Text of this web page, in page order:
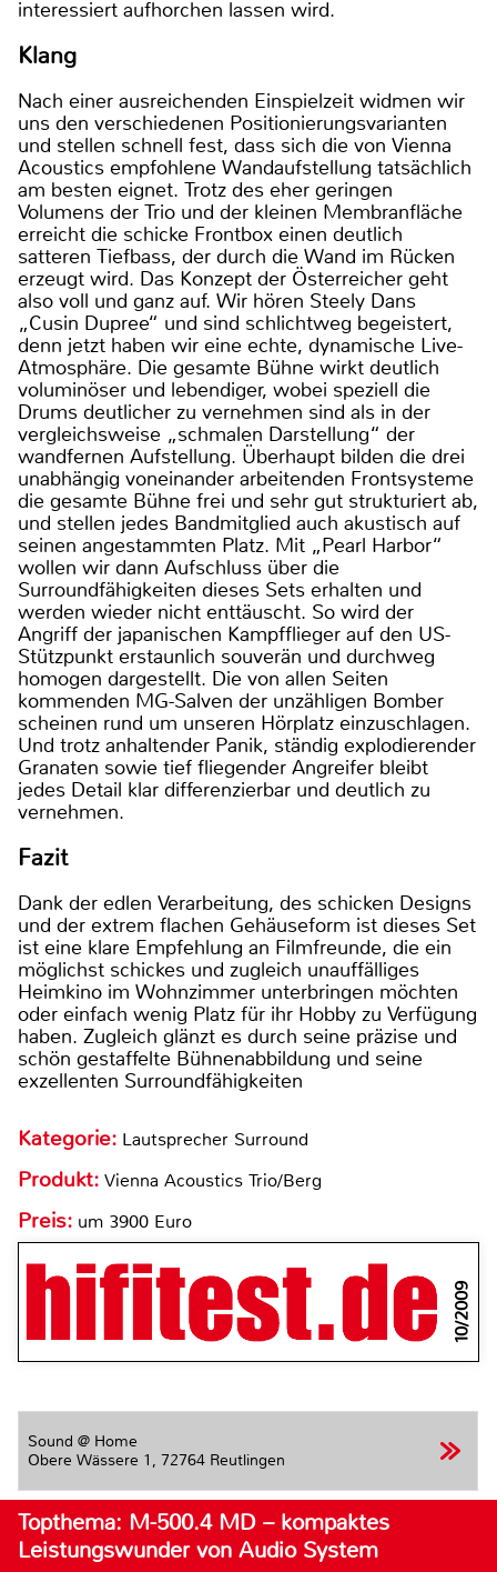
interessiert aufhorchen lassen wird.
Klang
Nach einer ausreichenden Einspielzeit widmen wir
uns den verschiedenen Positionierungsvarianten
und stellen schnell fest, dass sich die von Vienna
Acoustics empfohlene Wandaufstellung tatsächlich
am besten eignet. Trotz des eher geringen
Volumens der Trio und der kleinen Membranfläche
erreicht die schicke Frontbox einen deutlich
satteren Tiefbass, der durch die Wand im Rücken
erzeugt wird. Das Konzept der Österreicher geht
also voll und ganz auf. Wir hören Steely Dans
„Cusin Dupree“ und sind schlichtweg begeistert,
denn jetzt haben wir eine echte, dynamische Live-
Atmosphäre. Die gesamte Bühne wirkt deutlich
voluminöser und lebendiger, wobei speziell die
Drums deutlicher zu vernehmen sind als in der
vergleichsweise „schmalen Darstellung“ der
wandfernen Aufstellung. Überhaupt bilden die drei
unabhängig voneinander arbeitenden Frontsysteme
die gesamte Bühne frei und sehr gut strukturiert ab,
und stellen jedes Bandmitglied auch akustisch auf
seinen angestammten Platz. Mit „Pearl Harbor“
wollen wir dann Aufschluss über die
Surroundfähigkeiten dieses Sets erhalten und
werden wieder nicht enttäuscht. So wird der
Angriff der japanischen Kampfflieger auf den US-
Stützpunkt erstaunlich souverän und durchweg
homogen dargestellt. Die von allen Seiten
kommenden MG-Salven der unzähligen Bomber
scheinen rund um unseren Hörplatz einzuschlagen.
Und trotz anhaltender Panik, ständig explodierender
Granaten sowie tief fliegender Angreifer bleibt
jedes Detail klar differenzierbar und deutlich zu
vernehmen.
Fazit
Dank der edlen Verarbeitung, des schicken Designs
und der extrem flachen Gehäuseform ist dieses Set
ist eine klare Empfehlung an Filmfreunde, die ein
möglichst schickes und zugleich unauffälliges
Heimkino im Wohnzimmer unterbringen möchten
oder einfach wenig Platz für ihr Hobby zu Verfügung
haben. Zugleich glänzt es durch seine präzise und
schön gestaffelte Bühnenabbildung und seine
exzellenten Surroundfähigkeiten
Kategorie: Lautsprecher Surround
Produkt: Vienna Acoustics Trio/Berg
Preis: um 3900 Euro
10/2009
Sound @ Home
Obere Wässere 1, 72764 Reutlingen
Topthema: M-500.4 MD – kompaktes
Leistungswunder von Audio System